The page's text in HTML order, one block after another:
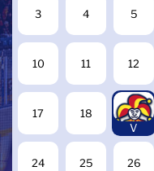
3 4 5
10 11 12
17 18
19
V
24 25 26